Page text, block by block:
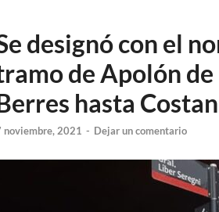
designó con el
de Apolón
hasta
noviembre, 2021 - Dejar un comentario